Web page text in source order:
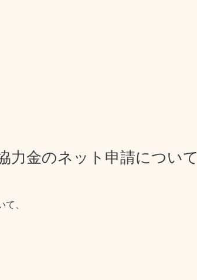
力金のネット申請について
、